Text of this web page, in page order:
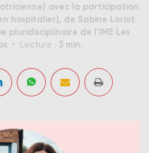
avec la participation
hospitalier), de Sabine Loriot
pluridisciplinaire de l’IME Les
Lecture : 3 min.